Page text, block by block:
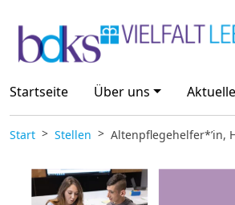
Startseite Über uns
Start Stellen Altenpflegehelfer*’in,